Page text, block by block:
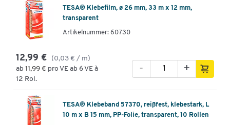
TESA® Klebefilm, ø 26 mm, 33 m x 12 mm,
transparent
Artikelnummer: 60730
12,99 €
(0,03 € / m)
ab 11,99 € pro VE ab 6 VE à
12 Rol.
+
-
TESA® Klebeband 57370, reißfest, klebestark, L
10 m x B 15 mm, PP-Folie, transparent, 10 Rollen